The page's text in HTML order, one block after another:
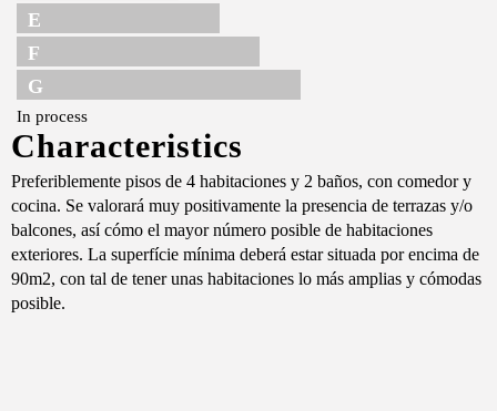
E
F
G
In process
Characteristics
Preferiblemente pisos de 4 habitaciones y 2 baños, con comedor y
cocina. Se valorará muy positivamente la presencia de terrazas y/o
balcones, así cómo el mayor número posible de habitaciones
exteriores. La superfície mínima deberá estar situada por encima de
90m2, con tal de tener unas habitaciones lo más amplias y cómodas
posible.